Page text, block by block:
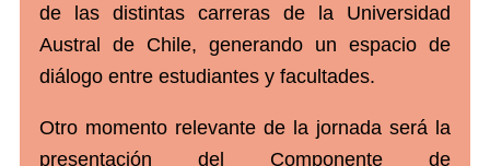
de las distintas carreras de la Universidad
Austral de Chile, generando un espacio de
diálogo entre estudiantes y facultades.
Otro momento relevante de la jornada será la
presentación del Componente de